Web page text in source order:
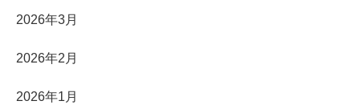
2026年3月
2026年2月
2026年1月